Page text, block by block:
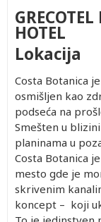
HOTEL
Lokacija
Costa Botanica
osmišljen kao
podseća na
Smešten u
planinama u
Costa Botanica
mesto gde je
skrivenim
koncept – koji